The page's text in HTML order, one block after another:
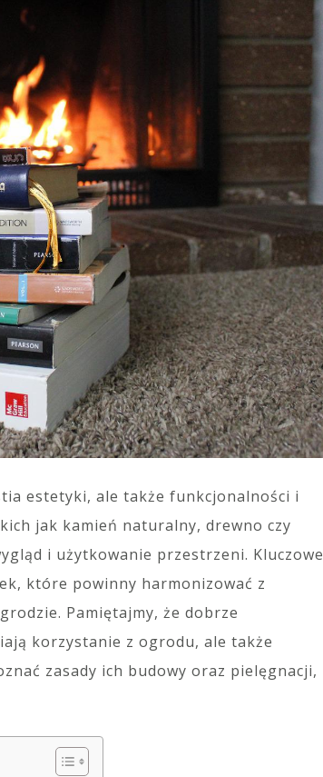
estetyki, ale także funkcjonalności i
jak kamień naturalny, drewno czy
i użytkowanie przestrzeni. Kluczowe
które powinny harmonizować z
Pamiętajmy, że dobrze
korzystanie z ogrodu, ale także
zasady ich budowy oraz pielęgnacji,